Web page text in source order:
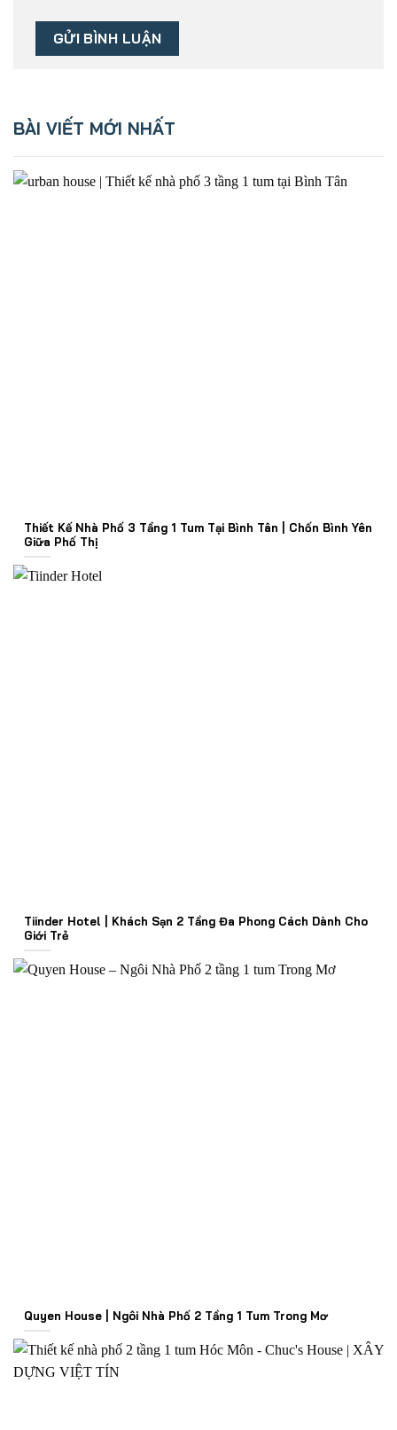
BÀI VIẾT MỚI NHẤT
Thiết Kế Nhà Phố 3 Tầng 1 Tum Tại Bình Tân | Chốn Bình Yên
Giữa Phố Thị
Tiinder Hotel | Khách Sạn 2 Tầng Đa Phong Cách Dành Cho
Giới Trẻ
Quyen House | Ngôi Nhà Phố 2 Tầng 1 Tum Trong Mơ